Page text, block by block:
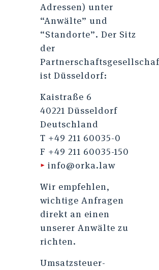
Adressen) unter
“Anwälte” und
“Standorte”. Der Sitz
der
ist Düsseldorf:
Kaistraße 6
40221 Düsseldorf
Deutschland
T +49 211 60035-0
F +49 211 60035-150
▸ info@orka.law
Wir empfehlen,
wichtige Anfragen
direkt an einen
unserer Anwälte zu
richten.
Umsatzsteuer-